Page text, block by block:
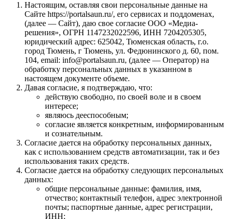
Настоящим, оставляя свои персональные данные на
Сайте https://portalsaun.ru/, его сервисах и поддоменах,
(далее — Сайт), даю свое согласие ООО «Медиа-
решения», ОГРН 1147232022596, ИНН 7204205305,
юридический адрес: 625042, Тюменская область, г.о.
город Тюмень, г Тюмень, ул. Федюнинского д. 60, пом.
104, email: info@portalsaun.ru, (далее — Оператор) на
обработку персональных данных в указанном в
настоящем документе объеме.
Давая согласие, я подтверждаю, что:
действую свободно, по своей воле и в своем
интересе;
являюсь дееспособным;
согласие является конкретным, информированным
и сознательным.
Согласие дается на обработку персональных данных,
как с использованием средств автоматизации, так и без
использования таких средств.
Согласие дается на обработку следующих персональных
данных:
общие персональные данные: фамилия, имя,
отчество; контактный телефон, адрес электронной
почты; паспортные данные, адрес регистрации,
ИНН;